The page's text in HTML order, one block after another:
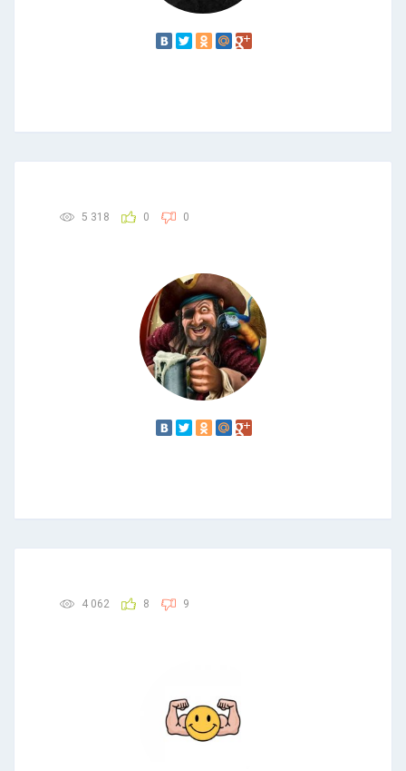
5 318 0 0
4 062 8 9